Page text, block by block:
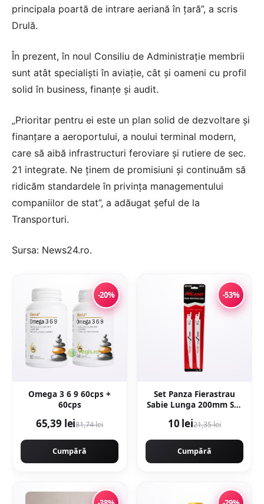
principala poartă de intrare aeriană în ţară”, a scris
Drulă.
În prezent, în noul Consiliu de Administraţie membrii
sunt atât specialişti în aviaţie, cât şi oameni cu profil
solid în business, finanţe şi audit.
„Prioritar pentru ei este un plan solid de dezvoltare şi
finanţare a aeroportului, a noului terminal modern,
care să aibă infrastructuri feroviare şi rutiere de sec.
21 integrate. Ne ţinem de promisiuni şi continuăm să
ridicăm standardele în privinţa managementului
companiilor de stat”, a adăugat şeful de la
Transporturi.
Sursa: News24.ro.
-20%
Omega 3 6 9 60cps +
60cps
65,39 lei81,74 lei
Cumpără
-53%
Set Panza Fierastrau
Sabie Lunga 200mm Set
10 lei21,35 lei
Cumpără